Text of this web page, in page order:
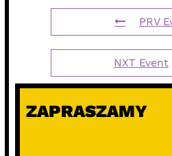
PRV
NXT Event
ZAPRASZAMY